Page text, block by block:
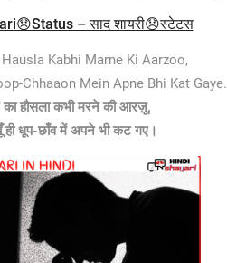
– साद शायरी😞स्टेटस
Kabhi Marne Ki Aarzoo,
Chhaaon Mein Apne Bhi Kat Gaye.
का हौसला कभी मरने की आरज़ू,
ही धूप-छाँव में अपने भी कट गए।